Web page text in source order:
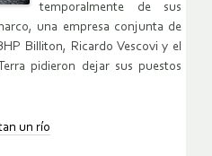
temporalmente de sus
una empresa conjunta de
Billiton, Ricardo Vescovi y el
pidieron dejar sus puestos
un río